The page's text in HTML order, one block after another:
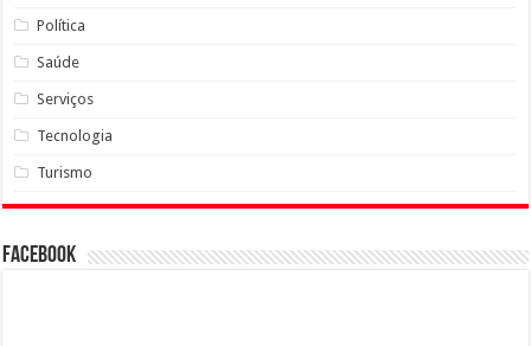
Política
Saúde
Serviços
Tecnologia
Turismo
Facebook